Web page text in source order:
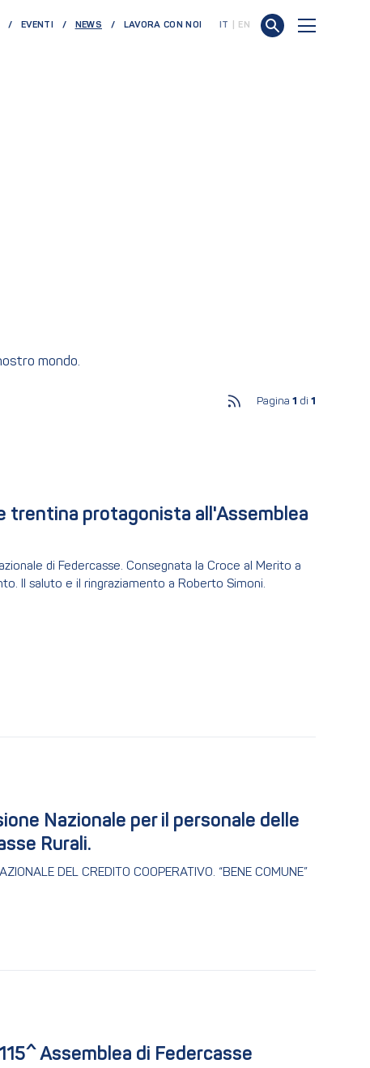
EVENTI NEWS(CURRENT)LAVORA CON NOI IT EN
mondo.
Pagina 1 di 1
trentina protagonista all'Assemblea
di Federcasse. Consegnata la Croce al Merito a
Il saluto e il ringraziamento a Roberto Simoni.
Nazionale per il personale delle
Rurali.
DEL CREDITO COOPERATIVO. “BENE COMUNE”
Assemblea di Federcasse